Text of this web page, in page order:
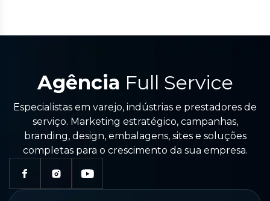
Agência Full Service
Especialistas em varejo, indústrias e prestadores de
serviço. Marketing estratégico, campanhas,
branding, design, embalagens, sites e soluções
completas para o crescimento da sua empresa.